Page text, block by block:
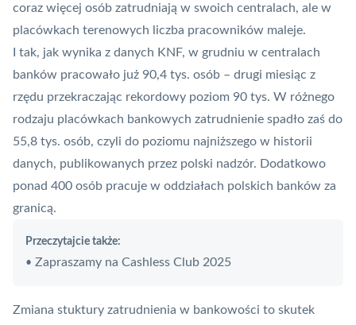
coraz więcej osób zatrudniają w swoich centralach, ale w
placówkach terenowych liczba pracowników maleje.
I tak, jak wynika z danych KNF, w grudniu w centralach
banków pracowało już 90,4 tys. osób – drugi miesiąc z
rzędu przekraczając rekordowy poziom 90 tys. W różnego
rodzaju placówkach bankowych zatrudnienie spadło zaś do
55,8 tys. osób, czyli do poziomu najniższego w historii
danych, publikowanych przez polski nadzór. Dodatkowo
ponad 400 osób pracuje w oddziałach polskich banków za
granicą.
Przeczytajcie także:
• Zapraszamy na Cashless Club 2025
Zmiana stuktury zatrudnienia w bankowości to skutek